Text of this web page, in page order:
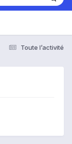
Toute l’activité